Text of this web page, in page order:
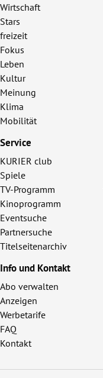
Wirtschaft
Stars
freizeit
Fokus
Leben
Kultur
Meinung
Klima
Mobilität
Service
KURIER club
Spiele
TV-Programm
Kinoprogramm
Eventsuche
Partnersuche
Titelseitenarchiv
Info und Kontakt
Abo verwalten
Anzeigen
Werbetarife
FAQ
Kontakt